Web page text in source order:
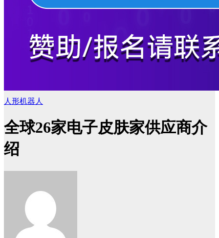
人形机器人
全球26家电子皮肤家供应商介
绍